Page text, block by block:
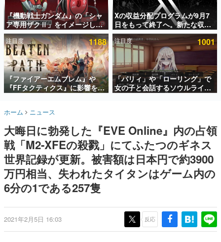
アプリセール情報
インタビュー
連載・特集一覧
殿堂入り記事
SNS拡散数が数千以上！ ページビュー数万以上！ などな
ど。多くの人々に読まれた、電ファミ渾身の“殿堂入り”記
事をまとめました。
名作ゲームクリエイターの方々に製作時のエピソードをお
きます。
赫本
この物語を解いてはいけない。『赫本』は、〈試験問題〉
の形をした短編ホラー小説集です。
新世代に訊く
これからのデジタルゲーム市場を担う若きクリエイター達
ゲーム世代の作家たち
ゲームに多大な影響を受けた作家さんに取材し、ゲームが
『機動戦士ガンダム』の「シャ
ア専用ザクⅡ」をイメージした
散水ホースリールが予約開始。
本体にはシャアのパーソナルマ
ークやジオン公国軍のエンブレ
ム、型式番号などを配置
Xの収益分配プログラムが9月7
日をもって終了へ。新たな収益
化制度「Original Content
Rewards Program」を発表
注目度 1188
『ファイアーエムブレム』や
『FFタクティクス』に影響を受
けた新作戦略RPG『Beaten
PC（Steam）、PS5、Xbox、
注目度 1001
「パリィ」や「ローリング」で
女の子と会話するソウルライク
恋愛ゲーム『小早川さんはソウ
ホーム ニュース
大晦日に勃発した『EVE Online』内の占領
戦「M2-XFEの殺戮」にてふたつのギネス
世界記録が更新。被害額は日本円で約3900
万円相当、失われたタイタンはゲーム内の
6分の1である257隻
2021年2月5日 16:03 反応